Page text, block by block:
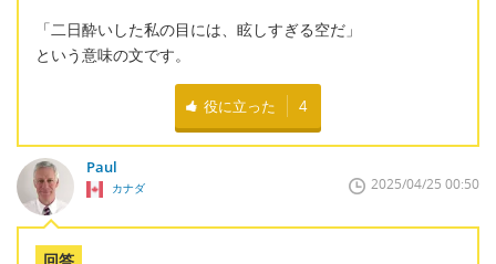
「二日酔いした私の目には、眩しすぎる空だ」
という意味の文です。
役に立った 4
Paul
カナダ 2025/04/25 00:50